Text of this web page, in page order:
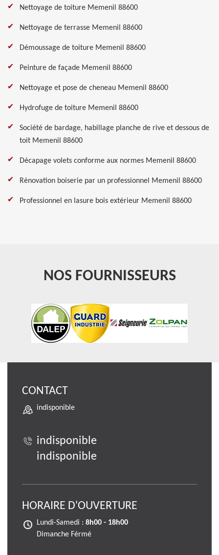
Nettoyage de toiture Memenil 88600
Nettoyage de terrasse Memenil 88600
Démoussage de toiture Memenil 88600
Peinture de façade Memenil 88600
Nettoyage et pose de cheneau Memenil 88600
Hydrofuge de toiture Memenil 88600
Société de bardage, habillage planche de rive et dessous de
toit Memenil 88600
Décapage volets conforme aux normes Memenil 88600
Rénovation boiserie par un professionnel Memenil 88600
Professionnel en lasure bois extérieur Memenil 88600
NOS FOURNISSEURS
CONTACT
indisponible
indisponible
indisponible
HORAIRE D'OUVERTURE
Lundi-Samedi : 8h00 - 18h00
Dimanche Férmé